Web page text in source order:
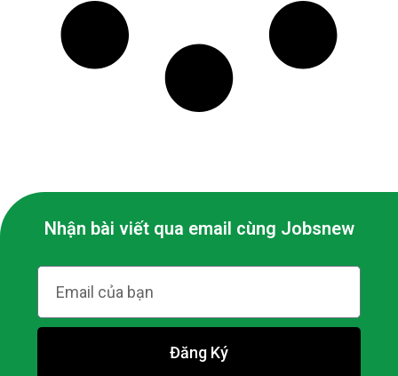
Nhận bài viết qua email cùng Jobsnew
Đăng Ký